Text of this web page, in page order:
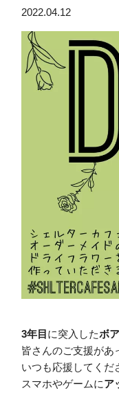
2022.04.12
3年目 に突入したボ
皆さんのご支援があ
いつも応援してくだ
スマホやゲームにア